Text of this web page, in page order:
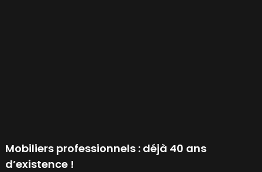
Mobiliers professionnels : déjà 40 ans
d’existence !